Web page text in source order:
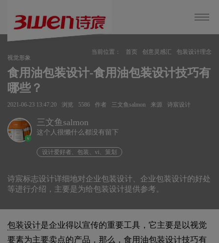
当前位置： 首页 创意灵感汇
包装设计理念
视觉形象
食用油包装设计-食用油包装设计技巧有
哪些？
2021-06-23 13:47:20 浏览 5586 作者 三文鱼salmon 来源 诗宸设计
v
三文鱼salmon
这个人很懒什么都没有留下
设计爱好者、包装、vi、策划
诗宸标志设计详细地对企业包装设计、企业包装设计的好处
等进行介绍，主要是为给包装设计提供参考。
包装设计是企业得以宣传的重要工具，它主要是以视觉
要素为主要卖点的产品，那么，食用油包装设计技巧有